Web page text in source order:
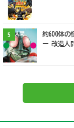
5
約600体
ー 改造人